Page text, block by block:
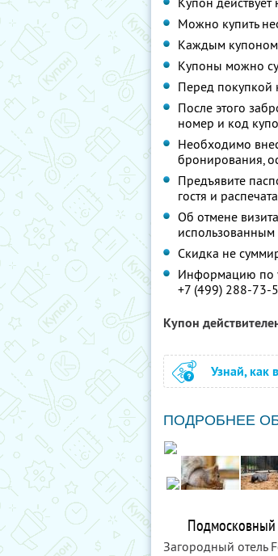
Можно купить
Каждым купоном
Купоны можно
Перед покупкой
После этого
номер и код
Необходимо
бронирования,
Предъявите
гостя и
Об отмене
использованным
Скидка не
Информацию по
+7 (499) 288-73-
Купон
Узнай, как
ПОДРОБНЕЕ
Подмосковный
Загородный отель